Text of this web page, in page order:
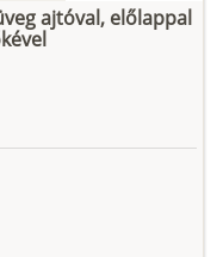
ajtóval, előlappal